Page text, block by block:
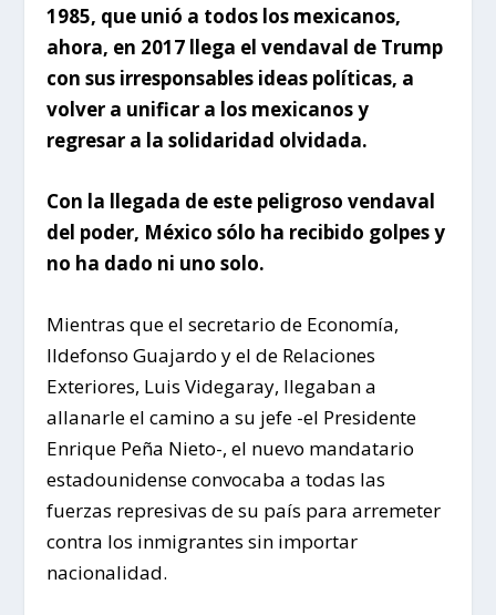
1985, que unió a todos los mexicanos,
ahora, en 2017 llega el vendaval de Trump
con sus irresponsables ideas políticas, a
volver a unificar a los mexicanos y
regresar a la solidaridad olvidada.
Con la llegada de este peligroso vendaval
del poder, México sólo ha recibido golpes y
no ha dado ni uno solo.
Mientras que el secretario de Economía,
Ildefonso Guajardo y el de Relaciones
Exteriores, Luis Videgaray, llegaban a
allanarle el camino a su jefe -el Presidente
Enrique Peña Nieto-, el nuevo mandatario
estadounidense convocaba a todas las
fuerzas represivas de su país para arremeter
contra los inmigrantes sin importar
nacionalidad.